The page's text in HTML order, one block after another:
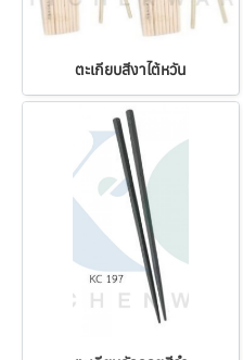
ตะเกียบสีงาไต้หวัน